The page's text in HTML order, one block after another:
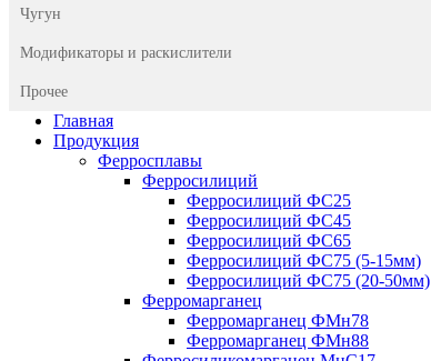
Чугун
Модификаторы и раскислители
Прочее
Главная
Продукция
Ферросплавы
Ферросилиций
Ферросилиций ФС25
Ферросилиций ФС45
Ферросилиций ФС65
Ферросилиций ФС75 (5-15мм)
Ферросилиций ФС75 (20-50мм)
Ферромарганец
Ферромарганец ФМн78
Ферромарганец ФМн88